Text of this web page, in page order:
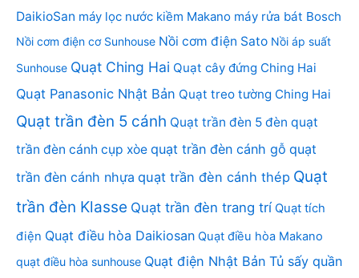
DaikioSan máy lọc nước kiềm Makano máy rửa bát Bosch
Nồi cơm điện cơ Sunhouse Nồi cơm điện Sato Nồi áp suất
Sunhouse Quạt Ching Hai Quạt cây đứng Ching Hai
Quạt Panasonic Nhật Bản Quạt treo tường Ching Hai
Quạt trần đèn 5 cánh Quạt trần đèn 5 đèn quạt
trần đèn cánh cụp xòe quạt trần đèn cánh gỗ quạt
trần đèn cánh nhựa quạt trần đèn cánh thép Quạt
trần đèn Klasse Quạt trần đèn trang trí Quạt tích
điện Quạt điều hòa Daikiosan Quạt điều hòa Makano
quạt điều hòa sunhouse Quạt điện Nhật Bản Tủ sấy quần